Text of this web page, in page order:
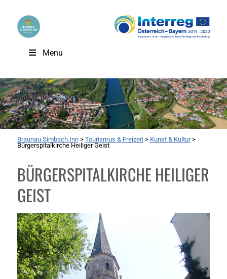
Menu
Braunau.Simbach.Inn> Tourismus & Freizeit> Kunst & Kultur>
Bürgerspitalkirche Heiliger Geist
BÜRGERSPITALKIRCHE HEILIGER
GEIST